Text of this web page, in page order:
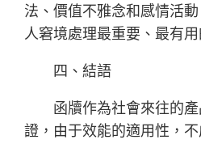
法、價值不雅念和感情活
人窘境處理最重要、最有用
四、結語
函牘作為社會來往的
證，由于效能的適用性，